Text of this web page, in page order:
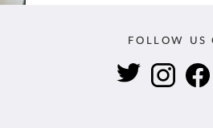
FOLLOW US